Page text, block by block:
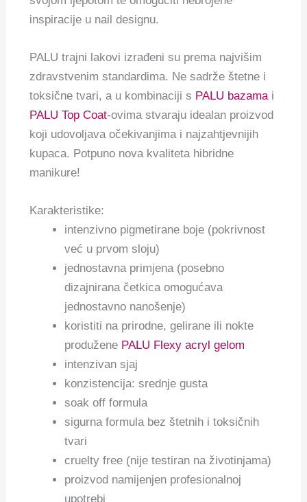
inspiracije u nail designu.
PALU trajni lakovi izrađeni su prema najvišim
zdravstvenim standardima. Ne sadrže štetne i
toksične tvari, a u kombinaciji s PALU bazamai
PALU Top Coat-ovima stvaraju idealan proizvod
koji udovoljava očekivanjima i najzahtjevnijih
kupaca. Potpuno nova kvaliteta hibridne
manikure!
Karakteristike:
intenzivno pigmetirane boje (pokrivnost
već u prvom sloju)
jednostavna primjena (posebno
dizajnirana četkica omogućava
jednostavno nanošenje)
koristiti na prirodne, gelirane ili nokte
produžene PALU Flexy acryl gelom
intenzivan sjaj
konzistencija: srednje gusta
soak off formula
sigurna formula bez štetnih i toksičnih
tvari
cruelty free (nije testiran na životinjama)
proizvod namijenjen profesionalnoj
upotrebi